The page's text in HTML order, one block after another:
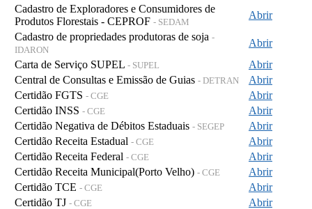
Cadastro de Exploradores e Consumidores de
Produtos Florestais - CEPROF - SEDAM
Abrir
Cadastro de propriedades produtoras de soja -
IDARON
Abrir
Carta de Serviço SUPEL - SUPEL
Abrir
Central de Consultas e Emissão de Guias - DETRAN
Abrir
Certidão FGTS - CGE
Abrir
Certidão INSS - CGE
Abrir
Certidão Negativa de Débitos Estaduais - SEGEP
Abrir
Certidão Receita Estadual - CGE
Abrir
Certidão Receita Federal - CGE
Abrir
Certidão Receita Municipal(Porto Velho) - CGE
Abrir
Certidão TCE - CGE
Abrir
Certidão TJ - CGE
Abrir